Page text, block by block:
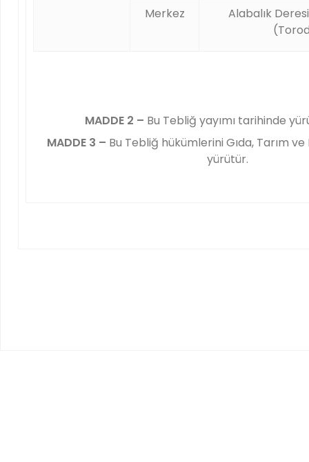
Merkez
Alabalık
MADDE 2 – Bu Tebliğ yayımı tarihinde
MADDE 3 – Bu Tebliğ hükümlerini Gıda, Tarım ve
yürütür.